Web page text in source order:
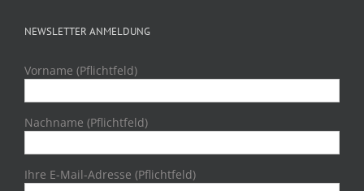
NEWSLETTER ANMELDUNG
Vorname (Pflichtfeld)
Nachname (Pflichtfeld)
Ihre E-Mail-Adresse (Pflichtfeld)